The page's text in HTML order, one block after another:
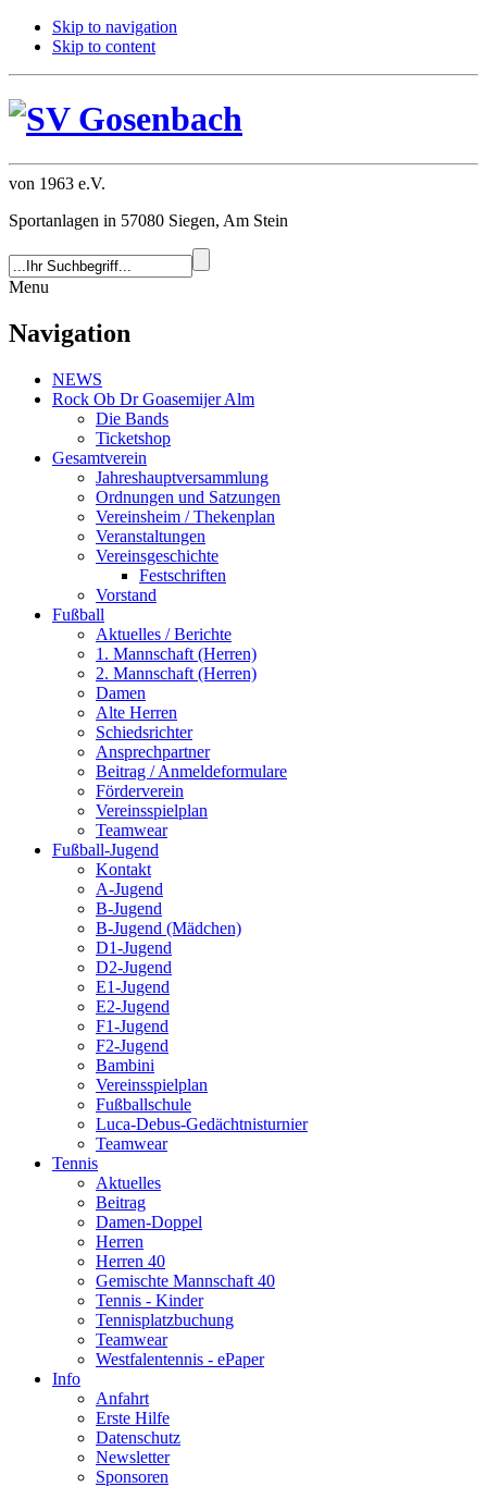
Skip to navigation
Skip to content
von 1963 e.V.
Sportanlagen in 57080 Siegen, Am Stein
Menu
Navigation
NEWS
Rock Ob Dr Goasemijer Alm
Die Bands
Ticketshop
Gesamtverein
Jahreshauptversammlung
Ordnungen und Satzungen
Vereinsheim / Thekenplan
Veranstaltungen
Vereinsgeschichte
Festschriften
Vorstand
Fußball
Aktuelles / Berichte
1. Mannschaft (Herren)
2. Mannschaft (Herren)
Damen
Alte Herren
Schiedsrichter
Ansprechpartner
Beitrag / Anmeldeformulare
Förderverein
Vereinsspielplan
Teamwear
Fußball-Jugend
Kontakt
A-Jugend
B-Jugend
B-Jugend (Mädchen)
D1-Jugend
D2-Jugend
E1-Jugend
E2-Jugend
F1-Jugend
F2-Jugend
Bambini
Vereinsspielplan
Fußballschule
Luca-Debus-Gedächtnisturnier
Teamwear
Tennis
Aktuelles
Beitrag
Damen-Doppel
Herren
Herren 40
Gemischte Mannschaft 40
Tennis - Kinder
Tennisplatzbuchung
Teamwear
Westfalentennis - ePaper
Info
Anfahrt
Erste Hilfe
Datenschutz
Newsletter
Sponsoren